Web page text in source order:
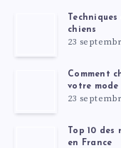
chiens
23
Comment
votre mode
23
Top 10
en France